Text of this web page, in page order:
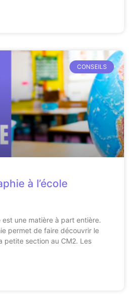
CONSEILS
à l’école
est une matière à part entière.
permet de faire découvrir le
petite section au CM2. Les